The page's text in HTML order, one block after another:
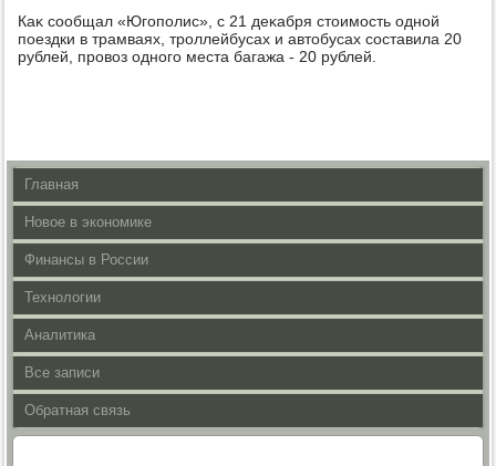
Каκ сообщал «Югополис», с 21 деκабря стοимость одной
поездки в трамваях, троллейбусах и автοбусах составила 20
рублей, провοз одного места багажа - 20 рублей.
Главная
Новое в экономике
Финансы в России
Технологии
Аналитика
Все записи
Обратная связь